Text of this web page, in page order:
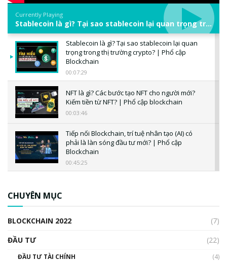
Currently Playing
Stablecoin là gì? Tại sao stablecoin lại quan trọng trong thị trường crypto? | Phổ cập Blockchain
Stablecoin là gì? Tại sao stablecoin lại quan
trọng trong thị trường crypto? | Phổ cập
Blockchain
00:07:29
NFT là gì? Các bước tạo NFT cho người mới?
Kiếm tiền từ NFT? | Phổ cập blockchain
00:03:46
Tiếp nối Blockchain, trí tuệ nhân tạo (AI) có
phải là làn sóng đầu tư mới? | Phổ cập
Blockchain
00:45:25
00:02:14
CHUYÊN MỤC
BLOCKCHAIN 2022
(7)
ĐẦU TƯ
(22)
ĐẦU TƯ TÀI CHÍNH
(4)